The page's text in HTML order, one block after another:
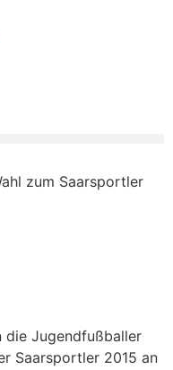
zum Saarsportler
die Jugendfußballer
Saarsportler 2015 an